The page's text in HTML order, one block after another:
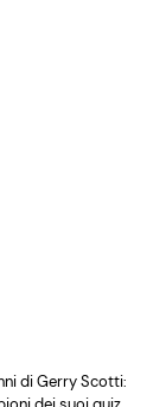
di Gerry Scotti: